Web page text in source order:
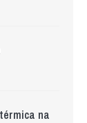
na